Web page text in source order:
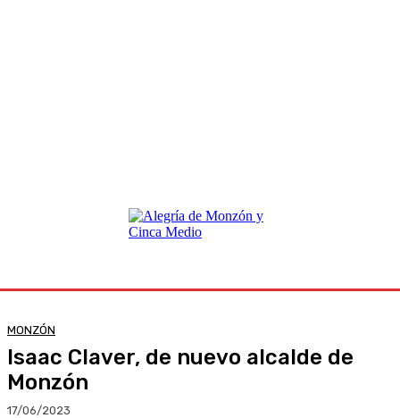
MONZÓN
Isaac Claver, de nuevo alcalde de
Monzón
17/06/2023